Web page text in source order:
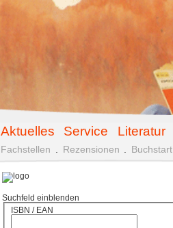
Aktuelles Service Literatur
Fachstellen Rezensionen Buchstart
Suchfeld einblenden
ISBN / EAN